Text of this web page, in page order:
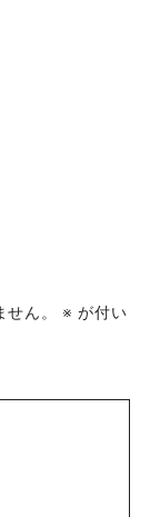
ん。 ※ が付い